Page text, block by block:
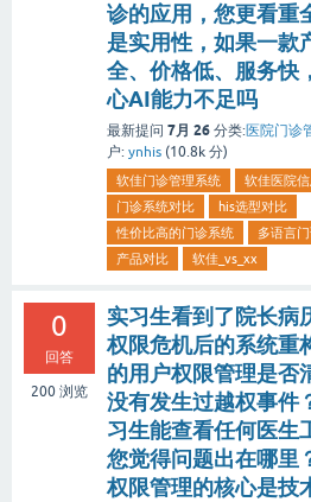
诊的应用，您更看重
是实用性，如果一款
全、价格低、服务快
心AI能力不足吗
最新提问 7月 26 分类:医院门诊
户: ynhis (10.8k 分)
软佳门诊管理系统
软佳医院
门诊系统对比
his选型对比
性价比高的门诊系统
多语言
产品对比
软佳_vs_xx
0
回答
200 浏览
实习生看到了院长病
权限危机后的系统重
的用户权限管理是否
没有发生过越权事件
习生能查看任何医生
您觉得问题出在哪里
权限管理的核心是技